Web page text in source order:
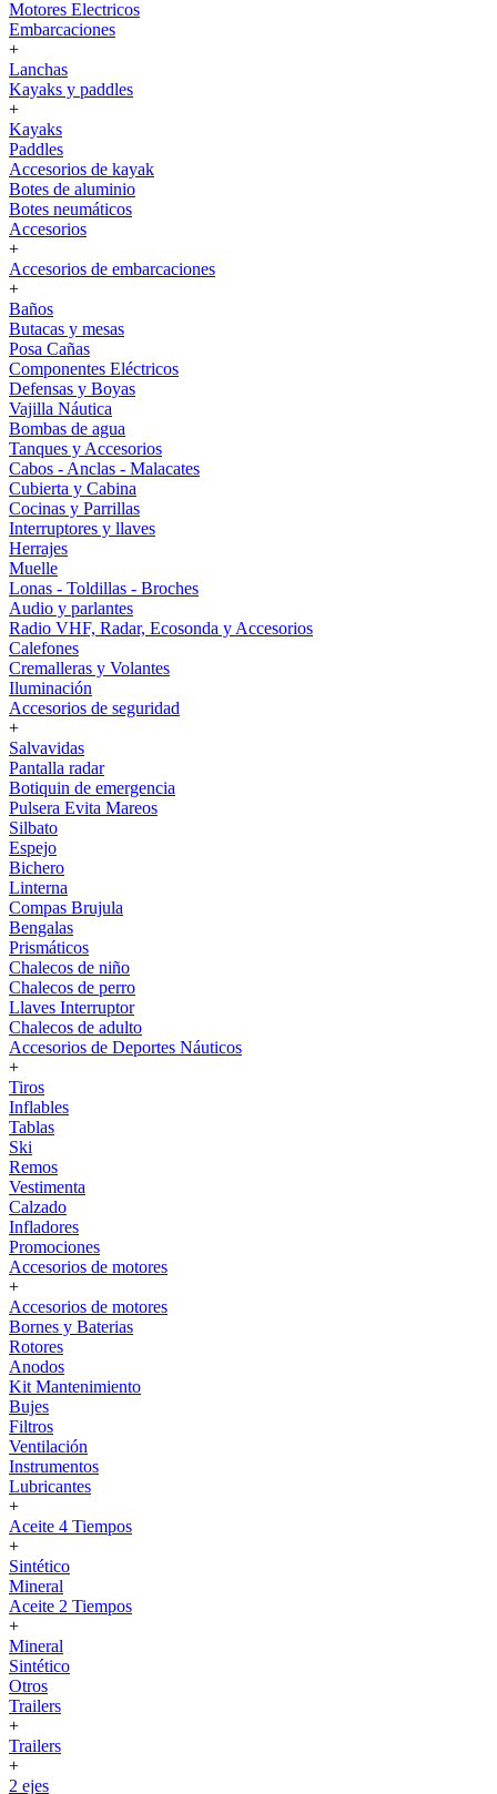
Motores Electricos
Embarcaciones
+
Lanchas
Kayaks y paddles
+
Kayaks
Paddles
Accesorios de kayak
Botes de aluminio
Botes neumáticos
Accesorios
+
Accesorios de embarcaciones
+
Baños
Butacas y mesas
Posa Cañas
Componentes Eléctricos
Defensas y Boyas
Vajilla Náutica
Bombas de agua
Tanques y Accesorios
Cabos - Anclas - Malacates
Cubierta y Cabina
Cocinas y Parrillas
Interruptores y llaves
Herrajes
Muelle
Lonas - Toldillas - Broches
Audio y parlantes
Radio VHF, Radar, Ecosonda y Accesorios
Calefones
Cremalleras y Volantes
Iluminación
Accesorios de seguridad
+
Salvavidas
Pantalla radar
Botiquin de emergencia
Pulsera Evita Mareos
Silbato
Espejo
Bichero
Linterna
Compas Brujula
Bengalas
Prismáticos
Chalecos de niño
Chalecos de perro
Llaves Interruptor
Chalecos de adulto
Accesorios de Deportes Náuticos
+
Tiros
Inflables
Tablas
Ski
Remos
Vestimenta
Calzado
Infladores
Promociones
Accesorios de motores
+
Accesorios de motores
Bornes y Baterias
Rotores
Anodos
Kit Mantenimiento
Bujes
Filtros
Ventilación
Instrumentos
Lubricantes
+
Aceite 4 Tiempos
+
Sintético
Mineral
Aceite 2 Tiempos
+
Mineral
Sintético
Otros
Trailers
+
Trailers
+
2 ejes